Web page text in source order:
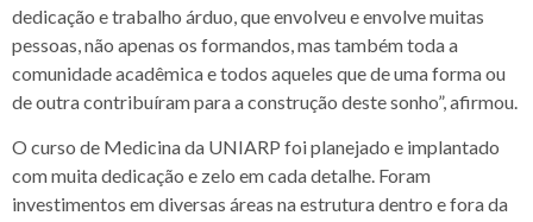
dedicação e trabalho árduo, que envolveu e envolve muitas
pessoas, não apenas os formandos, mas também toda a
comunidade acadêmica e todos aqueles que de uma forma ou
de outra contribuíram para a construção deste sonho”, afirmou.
O curso de Medicina da UNIARP foi planejado e implantado
com muita dedicação e zelo em cada detalhe. Foram
investimentos em diversas áreas na estrutura dentro e fora da